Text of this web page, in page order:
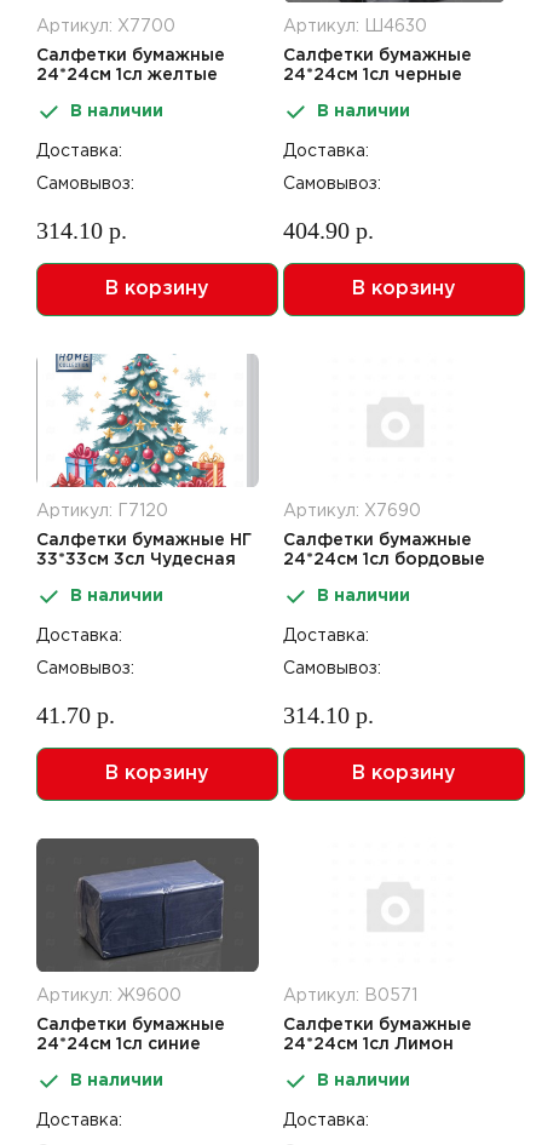
Артикул: Х7700
Салфетки бумажные
24*24см 1сл желтые
В наличии
Доставка:
Самовывоз:
314.10 р.
В корзину
Артикул: Ш4630
Салфетки бумажные
24*24см 1сл черные
В наличии
Доставка:
Самовывоз:
404.90 р.
В корзину
Артикул: Г7120
Салфетки бумажные НГ
33*33см 3сл Чудесная
Home Collection
В наличии
Доставка:
Самовывоз:
41.70 р.
В корзину
Артикул: Х7690
Салфетки бумажные
24*24см 1сл бордовые
В наличии
Доставка:
Самовывоз:
314.10 р.
В корзину
Артикул: Ж9600
Салфетки бумажные
24*24см 1сл синие
В наличии
Доставка:
Артикул: В0571
Салфетки бумажные
24*24см 1сл Лимон
В наличии
Доставка: